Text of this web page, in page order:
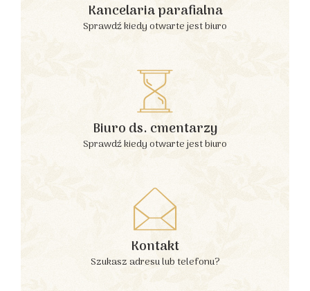
Kancelaria parafialna
Sprawdź kiedy otwarte jest biuro
Biuro ds. cmentarzy
Sprawdź kiedy otwarte jest biuro
Kontakt
Szukasz adresu lub telefonu?